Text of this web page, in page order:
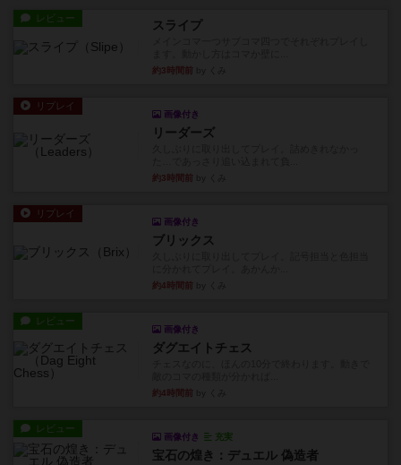
レビュー スライプ
約3時間前
リプレイ
画像付き
リーダーズ
約3時間前
リプレイ
画像付き
ブリックス
約4時間前
レビュー
画像付き
ダグエイトチェス
約4時間前
レビュー
画像付き 充実
宝石の煌き：デュエル 偽造者